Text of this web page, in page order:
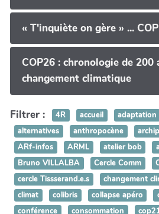
« T'inquiète on gère » ...
COP26 : chronologie de
changement climatique
Filtrer : 4R accueil adaptation
alternatives
anthropocène
ARf-infos
ARML atelier bob
Bruno VILLALBA
Cercle Comm
cercle Tissserand.e.s
changement
climat
colibris collapse apéro
conférence
consommation